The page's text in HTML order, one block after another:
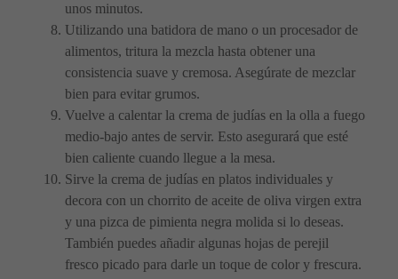
unos minutos.
Utilizando una batidora de mano o un procesador de
alimentos, tritura la mezcla hasta obtener una
consistencia suave y cremosa. Asegúrate de mezclar
bien para evitar grumos.
Vuelve a calentar la crema de judías en la olla a fuego
medio-bajo antes de servir. Esto asegurará que esté
bien caliente cuando llegue a la mesa.
Sirve la crema de judías en platos individuales y
decora con un chorrito de aceite de oliva virgen extra
y una pizca de pimienta negra molida si lo deseas.
También puedes añadir algunas hojas de perejil
fresco picado para darle un toque de color y frescura.